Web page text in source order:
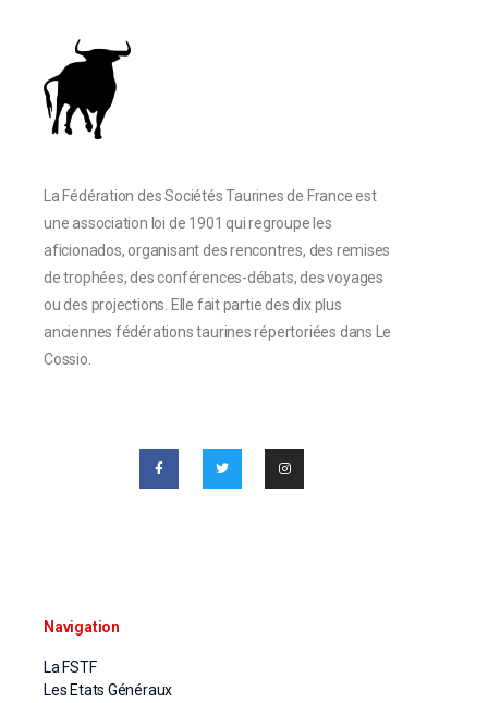
La Fédération des Sociétés Taurines de France est
une association loi de 1901 qui regroupe les
aficionados, organisant des rencontres, des remises
de trophées, des conférences-débats, des voyages
ou des projections. Elle fait partie des dix plus
anciennes fédérations taurines répertoriées dans Le
Cossio.
Navigation
La FSTF
Les Etats Généraux